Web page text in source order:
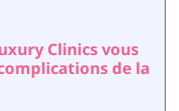
Clinics vous
de la